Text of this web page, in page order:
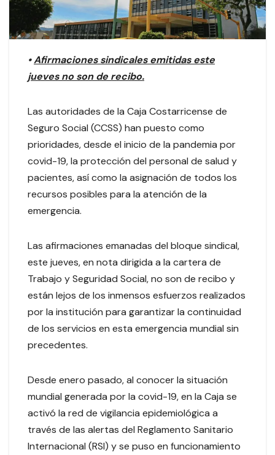
•Afirmaciones sindicales emitidas este
jueves no son de recibo.
Las autoridades de la Caja Costarricense de
Seguro Social (CCSS) han puesto como
prioridades, desde el inicio de la pandemia por
covid-19, la protección del personal de salud y
pacientes, así como la asignación de todos los
recursos posibles para la atención de la
emergencia.
Las afirmaciones emanadas del bloque sindical,
este jueves, en nota dirigida a la cartera de
Trabajo y Seguridad Social, no son de recibo y
están lejos de los inmensos esfuerzos realizados
por la institución para garantizar la continuidad
de los servicios en esta emergencia mundial sin
precedentes.
Desde enero pasado, al conocer la situación
mundial generada por la covid-19, en la Caja se
activó la red de vigilancia epidemiológica a
través de las alertas del Reglamento Sanitario
Internacional (RSI) y se puso en funcionamiento